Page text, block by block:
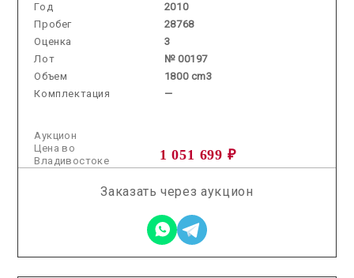
Год
2010
Пробег
28768
Оценка
3
Лот
№ 00197
Объем
1800 cm3
Комплектация
—
Аукцион
1 051 699 ₽
Цена во
Владивостоке
Заказать через аукцион